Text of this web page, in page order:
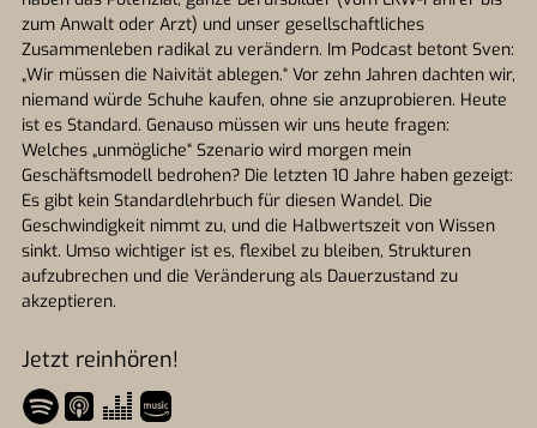
zum Anwalt oder Arzt) und unser gesellschaftliches
Zusammenleben radikal zu verändern. Im Podcast betont Sven:
„Wir müssen die Naivität ablegen.“ Vor zehn Jahren dachten wir,
niemand würde Schuhe kaufen, ohne sie anzuprobieren. Heute
ist es Standard. Genauso müssen wir uns heute fragen:
Welches „unmögliche“ Szenario wird morgen mein
Geschäftsmodell bedrohen? Die letzten 10 Jahre haben gezeigt:
Es gibt kein Standardlehrbuch für diesen Wandel. Die
Geschwindigkeit nimmt zu, und die Halbwertszeit von Wissen
sinkt. Umso wichtiger ist es, flexibel zu bleiben, Strukturen
aufzubrechen und die Veränderung als Dauerzustand zu
akzeptieren.
Jetzt reinhören!